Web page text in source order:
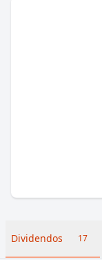
Dividendos 17